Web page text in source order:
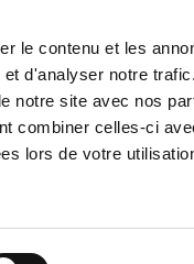
le contenu et les
d'analyser notre
notre site avec nos
combiner celles-ci
lors de votre